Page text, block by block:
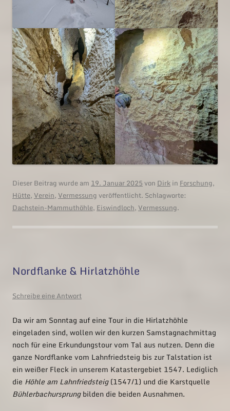
Dieser Beitrag wurde am 19. Januar 2025von Dirkin Forschung,
Hütte, Verein, Vermessungveröffentlicht. Schlagworte:
Dachstein-Mammuthöhle, Eiswindloch, Vermessung.
Nordflanke & Hirlatzhöhle
Schreibe eine Antwort
Da wir am Sonntag auf eine Tour in die Hirlatzhöhle
eingeladen sind, wollen wir den kurzen Samstagnachmittag
noch für eine Erkundungstour vom Tal aus nutzen. Denn die
ganze Nordflanke vom Lahnfriedsteig bis zur Talstation ist
ein weißer Fleck in unserem Katastergebiet 1547. Lediglich
die Höhle am Lahnfriedsteig(1547/1) und die Karstquelle
Bühlerbachursprungbilden die beiden Ausnahmen.